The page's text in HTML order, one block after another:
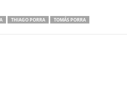
THIAGO PORRA TOMÁS PORRA